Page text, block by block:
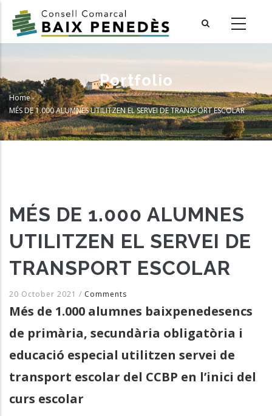
main
Portfolio
Breadcrumb
Home-
MÉS DE 1.000 ALUMNES UTILITZEN EL SERVEI DE TRANSPORT ESCOLAR
MÉS DE 1.000 ALUMNES
UTILITZEN EL SERVEI DE
TRANSPORT ESCOLAR
20 October 2021 / Comments
Més de 1.000 alumnes baixpenedesencs
de primària, secundària obligatòria i
educació especial utilitzen servei de
transport escolar del CCBP en l’inici del
curs escolar